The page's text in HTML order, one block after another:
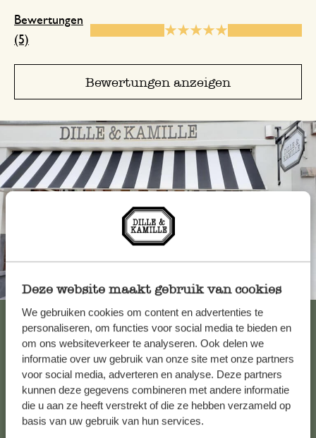
Deze website maakt gebruik van cookies
We gebruiken cookies om content en advertenties te
personaliseren, om functies voor social media te bieden en
om ons websiteverkeer te analyseren. Ook delen we
informatie over uw gebruik van onze site met onze partners
voor social media, adverteren en analyse. Deze partners
kunnen deze gegevens combineren met andere informatie
die u aan ze heeft verstrekt of die ze hebben verzameld op
basis van uw gebruik van hun services.
Bewertungen
(5)
Bewertungen anzeigen
Immer in der Nähe
Alle 62 Geschäfte anzeigen
Kundenservice/Hilfe
Falls Sie Fragen haben oder Tipps und Hilfe brauchen, wenden
Sie sich bitte an unseren Kundenservice. Oder lesen Sie hier